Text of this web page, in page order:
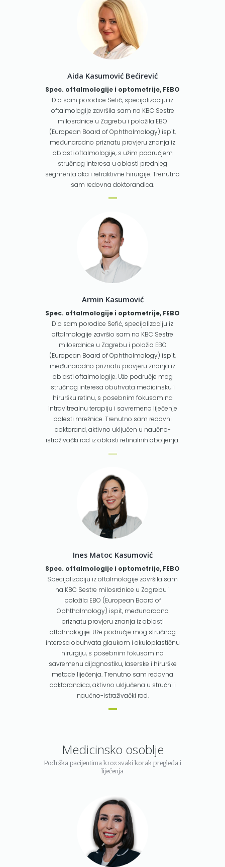
Aida Kasumović Bećirević
Spec. oftalmologije i optometrije, FEBO
Dio sam porodice Sefić, specijalizaciju iz
oftalmologije završila sam na KBC Sestre
milosrdnice u Zagrebu i položila EBO
(European Board of Ophthalmology) ispit,
međunarodno priznatu provjeru znanja iz
oblasti oftalmologije, s užim područjem
stručnog interesa u oblasti prednjeg
segmenta oka i refraktivne hirurgije. Trenutno
sam redovna doktorandica.
Armin Kasumović
Spec. oftalmologije i optometrije, FEBO
Dio sam porodice Sefić, specijalizaciju iz
oftalmologije završio sam na KBC Sestre
milosrdnice u Zagrebu i položio EBO
(European Board of Ophthalmology) ispit,
međunarodno priznatu provjeru znanja iz
oblasti oftalmologije. Uže područje mog
stručnog interesa obuhvata medicinsku i
hiruršku retinu, s posebnim fokusom na
intravitrealnu terapiju i savremeno liječenje
bolesti mrežnice. Trenutno sam redovni
doktorand, aktivno uključen u naučno-
istraživački rad iz oblasti retinalnih oboljenja.
Ines Matoc Kasumović
Spec. oftalmologije i optometrije, FEBO
Specijalizaciju iz oftalmologije završila sam
na KBC Sestre milosrdnice u Zagrebu i
položila EBO (European Board of
Ophthalmology) ispit, međunarodno
priznatu provjeru znanja iz oblasti
oftalmologije. Uže područje mog stručnog
interesa obuhvata glaukom i okuloplastičnu
hirurgiju, s posebnim fokusom na
savremenu dijagnostiku, laserske i hirurške
metode liječenja. Trenutno sam redovna
doktorandica, aktivno uključena u stručni i
naučno-istraživački rad.
Medicinsko osoblje
Podrška pacijentima kroz svaki korak pregleda i
liječenja